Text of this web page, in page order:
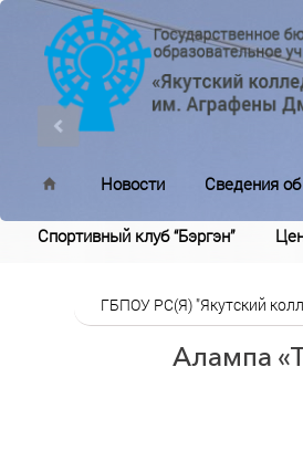
Новости Сведения
Спортивный клуб “Бэргэн”
ГБПОУ РС(Я) "Якутский
Алампа